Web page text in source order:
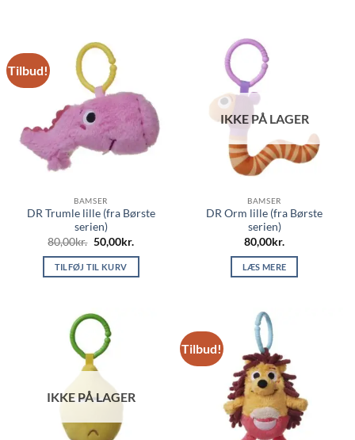
Tilbud!
BAMSER
DR Trumle lille (fra Børste
serien)
80,00kr. Den
oprindelige
pris
var:
50,00kr.
pris
TILFØJ TIL KURV
IKKE PÅ LAGER
BAMSER
DR Orm lille (fra Børste
serien)
80,00kr.
LÆS MERE
IKKE PÅ LAGER
Tilbud!